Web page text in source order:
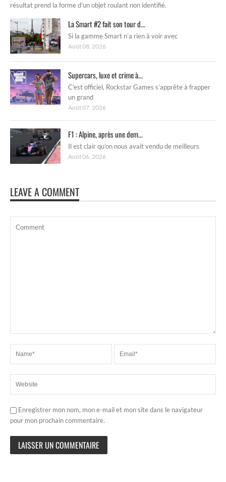
résultat prend la forme d’un objet roulant non identifié.
La Smart #2 fait son tour d...
Si la gamme Smart n’a rien à voir avec
Août 08, 2026
Supercars, luxe et crime à...
C’est officiel, Rockstar Games s’apprête à frapper
un grand
Août 07, 2026
F1 : Alpine, après une dem...
Il est clair qu’on nous avait vendu de meilleurs
Août 06, 2026
LEAVE A COMMENT
Enregistrer mon nom, mon e-mail et mon site dans le navigateur
pour mon prochain commentaire.